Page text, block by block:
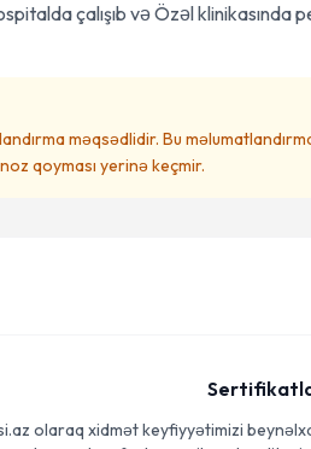
çalışıb və Özəl
məqsədlidir. Bu
qoyması yerinə keçmir.
olaraq xidmət keyfiyyətimizi